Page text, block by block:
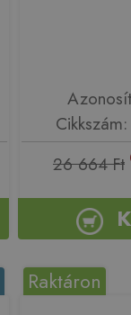
26 664 Ft
Raktáron